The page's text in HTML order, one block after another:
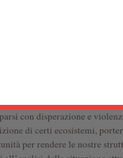
una società complessa
alimentari e
disoccupazione esplode, i
efficace sull’insieme della
molte persone stanno
solamente post-covid). Per
con disperazione e
di certi ecosistemi,
per rendere le nostre